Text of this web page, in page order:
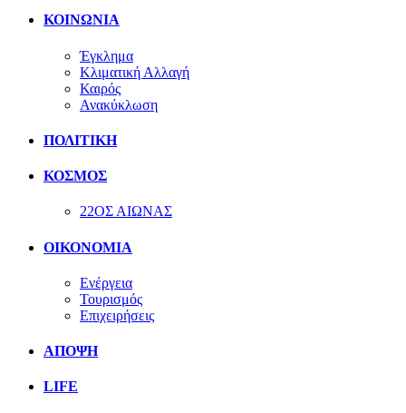
ΚΟΙΝΩΝΙΑ
Έγκλημα
Κλιματική Αλλαγή
Καιρός
Ανακύκλωση
ΠΟΛΙΤΙΚΗ
ΚΟΣΜΟΣ
22ΟΣ ΑΙΩΝΑΣ
ΟΙΚΟΝΟΜΙΑ
Ενέργεια
Τουρισμός
Επιχειρήσεις
ΑΠΟΨΗ
LIFE